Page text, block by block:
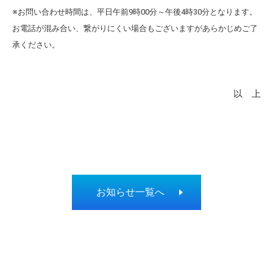
※お問い合わせ時間は、平日午前9時00分～午後4時30分となります。
お電話が混み合い、繋がりにくい場合もございますがあらかじめご了
承ください。
以 上
お知らせ一覧へ